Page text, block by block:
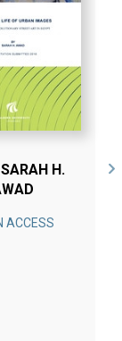
H.
ACCESS